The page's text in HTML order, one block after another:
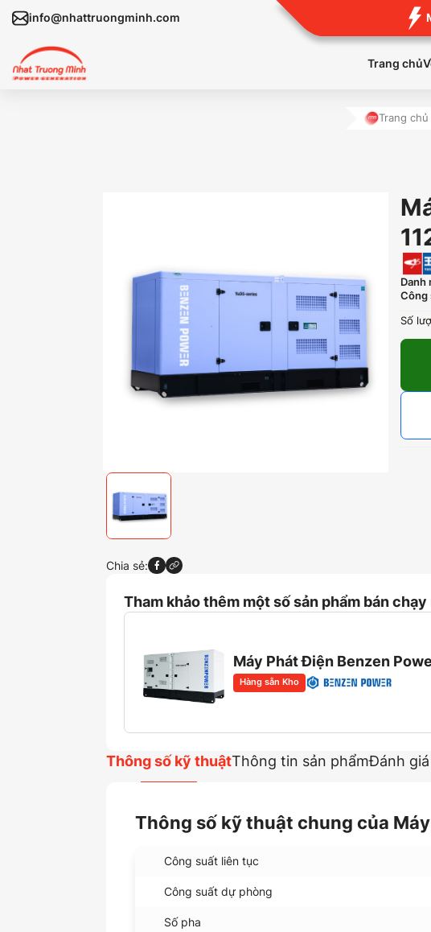
info@nhattruongminh.com
Trang chủ
Trang chủ
Chia sẻ:
Danh
Công
Số
Tham khảo thêm một số sản phẩm bán
Máy Phát Điện Benzen
Hàng sẵn Kho
Thông số kỹ thuậtThông tin sản phẩmĐánh
Thông số kỹ thuật chung của
Công suất liên tục
Công suất dự phòng
Số pha